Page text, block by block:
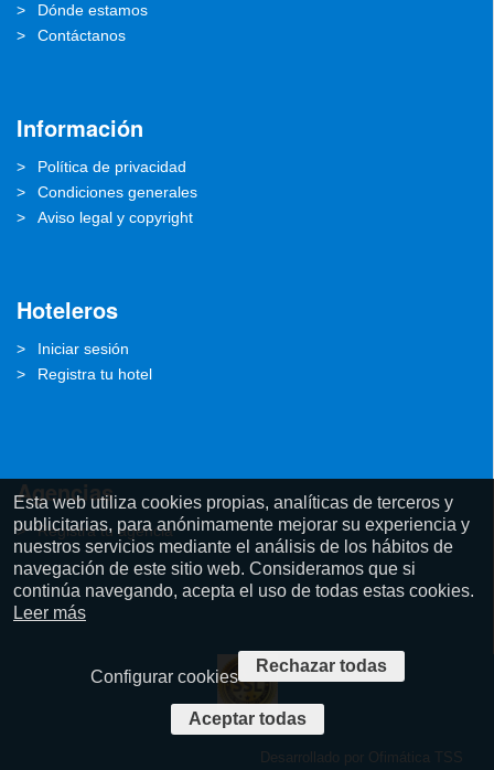
Dónde estamos
Contáctanos
Información
Política de privacidad
Condiciones generales
Aviso legal y copyright
Hoteleros
Iniciar sesión
Registra tu hotel
Agencias
Registra tu agencia
Desarrollado por Ofimática TSS
Esta web utiliza cookies propias, analíticas de terceros y
publicitarias, para anónimamente mejorar su experiencia y
nuestros servicios mediante el análisis de los hábitos de
navegación de este sitio web. Consideramos que si
continúa navegando, acepta el uso de todas estas cookies.
Leer más
Configurar cookies
Rechazar todas
Aceptar todas